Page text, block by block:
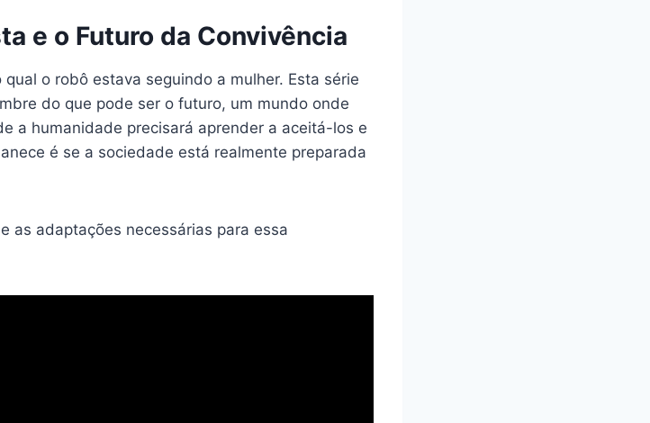
e o Futuro da Convivência
o robô estava seguindo a mulher. Esta série
do que pode ser o futuro, um mundo onde
a humanidade precisará aprender a aceitá-los e
é se a sociedade está realmente preparada
as adaptações necessárias para essa